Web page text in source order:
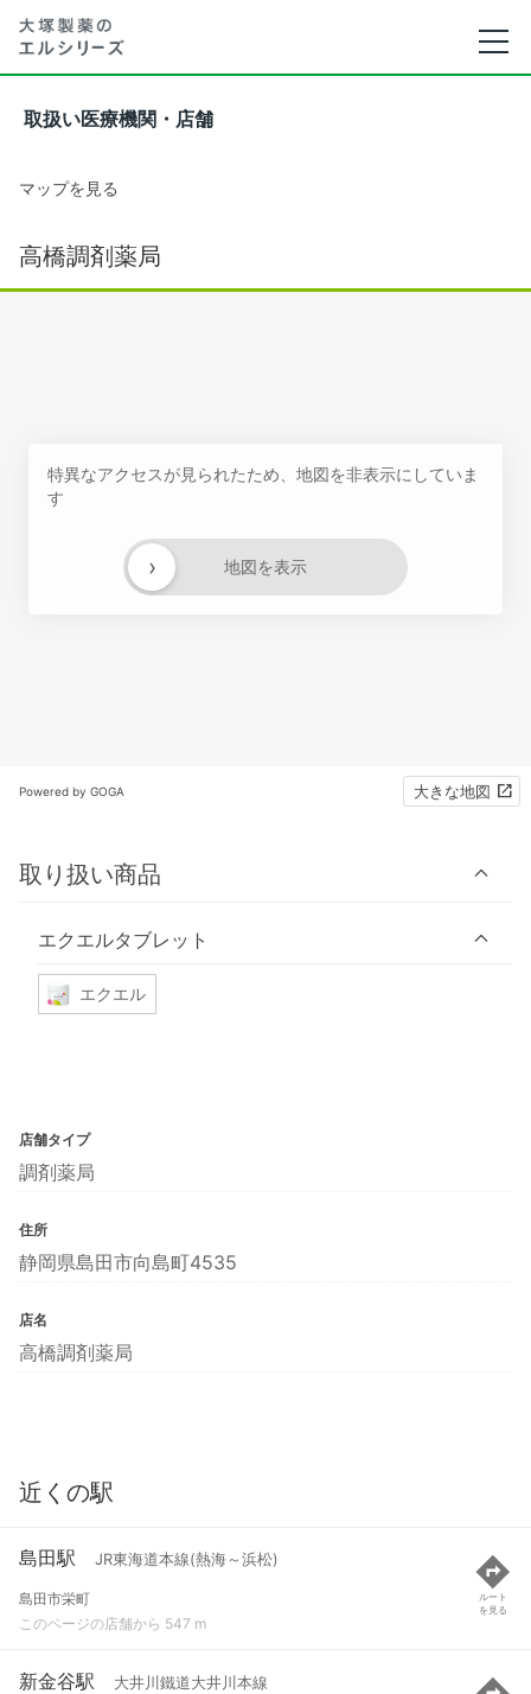
取扱い医療機関・店舗
マップを見る
高橋調剤薬局
特異なアクセスが見られたため、地図を非表示にしていま
す
地図を表示
›
Powered by GOGA 大きな地図
取り扱い商品
エクエルタブレット
エクエル
店舗タイプ
調剤薬局
住所
静岡県島田市向島町4535
店名
高橋調剤薬局
近くの駅
島田駅 JR東海道本線(熱海～浜松)
島田市栄町
このページの店舗から 547 m
ルート
を見る
新金谷駅 大井川鐵道大井川本線